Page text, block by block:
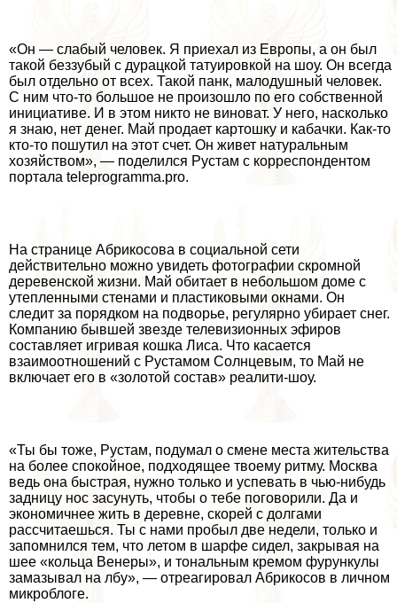
«Он — слабый человек. Я приехал из Европы, а он был
такой беззубый с дypaцкой татуировкой на шоу. Он всегда
был отдельно от всех. Такой панк, малодушный человек.
С ним что-то большое не произошло по его собственной
инициативе. И в этом никто не виноват. У него, насколько
я знаю, нет денег. Май продает картошку и кабачки. Как-то
кто-то пошутил на этот счет. Он живет натуральным
хозяйством», — поделился Рустам с корреспондентом
портала teleprogramma.pro.
На странице Абрикосова в социальной сети
действительно можно увидеть фотографии скромной
деревенской жизни. Май обитает в небольшом доме с
утепленными стенами и пластиковыми окнами. Он
следит за порядком на подворье, регулярно убирает снег.
Компанию бывшей звезде телевизионных эфиров
составляет игривая кошка Лиса. Что касается
взаимоотношений с Рустамом Солнцевым, то Май не
включает его в «золотой состав» реалити-шоу.
«Ты бы тоже, Рустам, подумал о смене места жительства
на более спокойное, подходящее твоему ритму. Москва
ведь она быстрая, нужно только и успевать в чью-нибудь
задницу нос засунуть, чтобы о тебе поговорили. Да и
экономичнее жить в деревне, скорей с долгами
рассчитаешься. Ты с нами пробыл две недели, только и
запомнился тем, что летом в шарфе сидел, закрывая на
шее «кольца Венеры», и тональным кремом фурункулы
замазывал на лбу», — отреагировал Абрикосов в личном
микроблоге.